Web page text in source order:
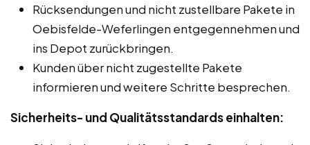
Rücksendungen und nicht zustellbare Pakete in
Oebisfelde-Weferlingen entgegennehmen und
ins Depot zurückbringen.
Kunden über nicht zugestellte Pakete
informieren und weitere Schritte besprechen.
Sicherheits- und Qualitätsstandards einhalten: